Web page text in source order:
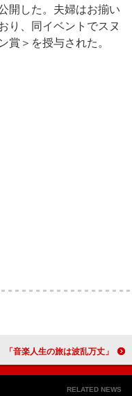
開した。夫婦はお揃い
り、同イベントでスヌ
賞＞を授与された。
FLYING KIDS『希望のシッポ』リリース＆MVも公開に 「音楽人生の旅は波乱万丈」
RELATED NEWS